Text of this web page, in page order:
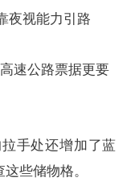
速公路票据更要
手处还增加了蓝
些储物格。